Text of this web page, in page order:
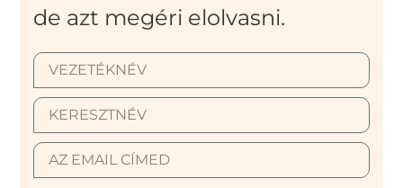
de azt megéri elolvasni.